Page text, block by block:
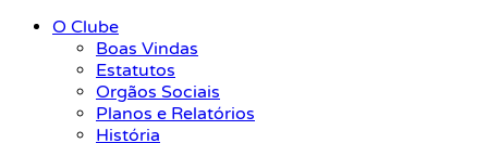
O Clube
Boas Vindas
Estatutos
Orgãos Sociais
Planos e Relatórios
História